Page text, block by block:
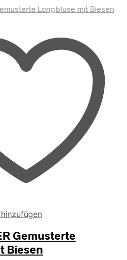
Die
auf
der
Produktseite
gewählt
Gemusterte
Biesen